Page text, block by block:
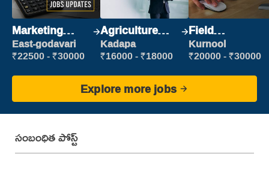
Marketing
Executive
East-godavari
₹22500 - ₹30000
Agriculture
Labour
Kadapa
₹16000 - ₹18000
Field
Marketing
Executive
Kurnool
₹20000 - ₹30000
Explore more jobs
సంబంధిత పోస్ట్